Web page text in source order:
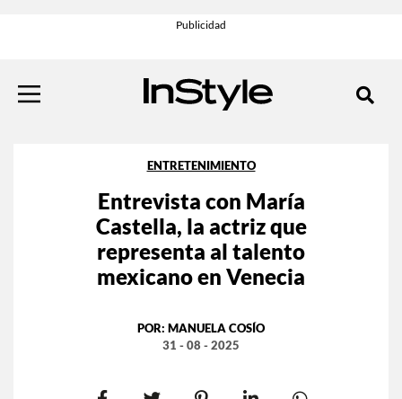
ENTRETENIMIENTO
Entrevista con María
Castella, la actriz que
representa al talento
mexicano en Venecia
POR: MANUELA COSÍO
31 - 08 - 2025